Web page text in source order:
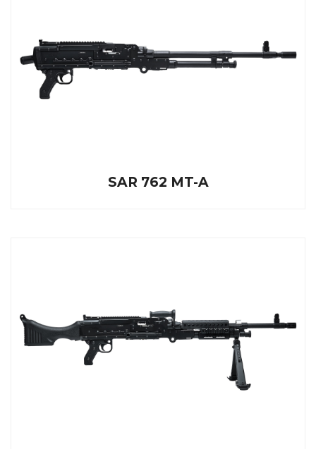
SAR 762 MT-A